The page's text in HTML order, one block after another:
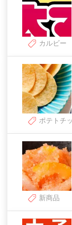
カルビー
ポテトチ
新商品